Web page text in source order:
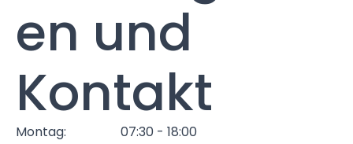
en und
Kontakt
Montag:
07:30 - 18:00